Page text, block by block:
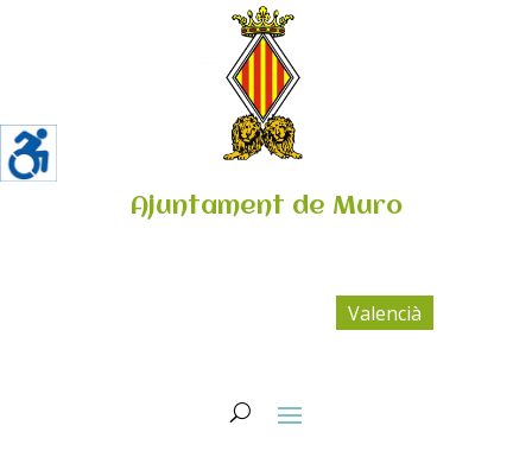
Ajuntament de Muro
Valencià